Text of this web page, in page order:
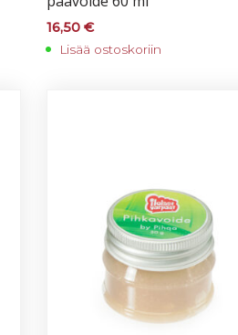
16,50€
Lisää ostoskoriin